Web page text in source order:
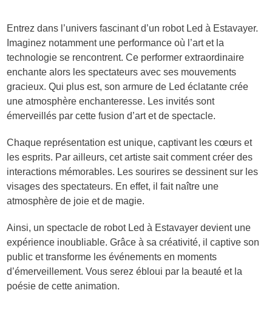
Entrez dans l’univers fascinant d’un robot Led à Estavayer.
Imaginez notamment une performance où l’art et la
technologie se rencontrent. Ce performer extraordinaire
enchante alors les spectateurs avec ses mouvements
gracieux. Qui plus est, son armure de Led éclatante crée
une atmosphère enchanteresse. Les invités sont
émerveillés par cette fusion d’art et de spectacle.
Chaque représentation est unique, captivant les cœurs et
les esprits. Par ailleurs, cet artiste sait comment créer des
interactions mémorables. Les sourires se dessinent sur les
visages des spectateurs. En effet, il fait naître une
atmosphère de joie et de magie.
Ainsi, un spectacle de robot Led à Estavayer devient une
expérience inoubliable. Grâce à sa créativité, il captive son
public et transforme les événements en moments
d’émerveillement. Vous serez ébloui par la beauté et la
poésie de cette animation.